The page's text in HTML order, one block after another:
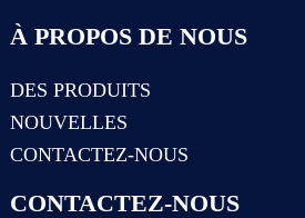
À PROPOS DE NOUS
DES PRODUITS
NOUVELLES
CONTACTEZ-NOUS
CONTACTEZ-NOUS